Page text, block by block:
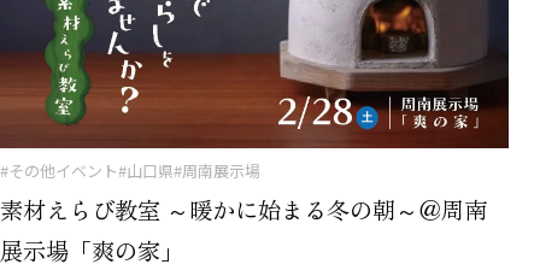
#その他イベント#山口県#周南展示場
素材えらび教室 ～暖かに始まる冬の朝～＠周南
展示場「爽の家」